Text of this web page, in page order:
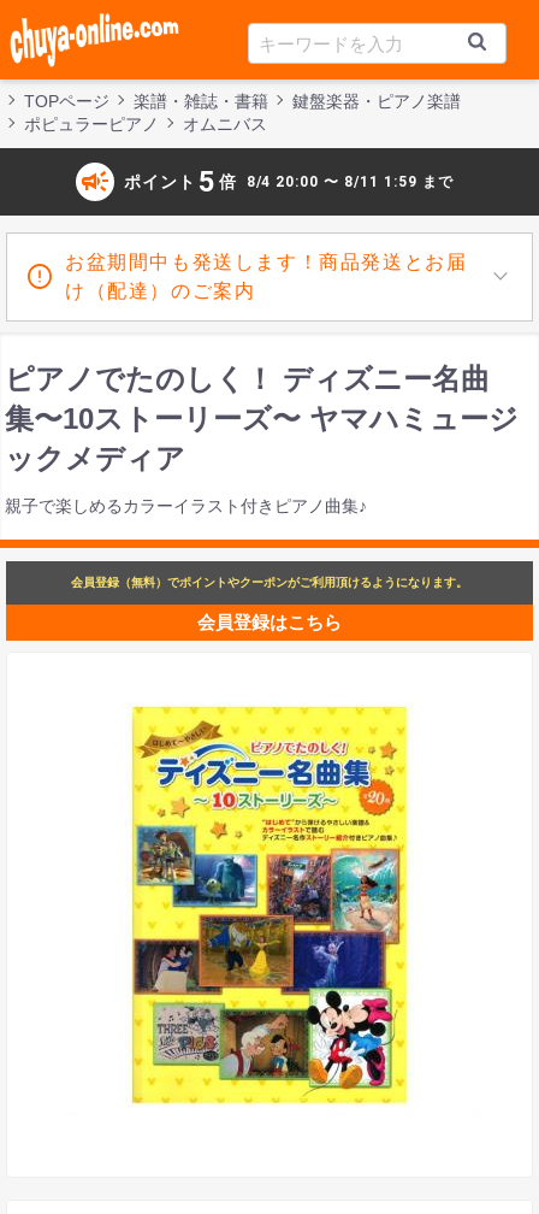
TOPページ 楽譜・雑誌・書籍
鍵盤楽器・ピアノ楽譜
ポピュラーピアノ
オムニバス
campaign ポイント 5 倍 8/4 20:00 〜 8/11 1:59 まで
お盆期間中も発送します！商品発送とお届
け（配達）のご案内
ピアノでたのしく！ ディズニー名曲
集〜10ストーリーズ〜 ヤマハミュージ
ックメディア
親子で楽しめるカラーイラスト付きピアノ曲集♪
会員登録（無料）でポイントやクーポンがご利用頂けるようになります。
会員登録はこちら